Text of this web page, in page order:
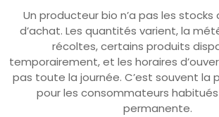
Un producteur bio n’a pas les stocks
d’achat. Les quantités varient, la
récoltes, certains produits
temporairement, et les horaires
pas toute la journée. C’est souvent la
pour les consommateurs
permanente.